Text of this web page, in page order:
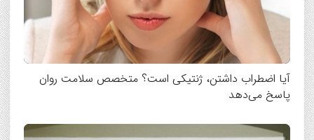
آیا اضطراب داشتن، ژنتیکی است؟ متخصص سلامت روان
پاسخ می‌دهد